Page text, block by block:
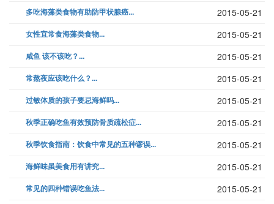
多吃海藻类食物有助防甲状腺癌... 2015-05-21
女性宜常食海藻类食物... 2015-05-21
咸鱼 该不该吃？... 2015-05-21
常熬夜应该吃什么？... 2015-05-21
过敏体质的孩子要忌海鲜吗... 2015-05-21
秋季正确吃鱼有效预防骨质疏松症... 2015-05-21
秋季饮食指南：饮食中常见的五种谬误... 2015-05-21
海鲜味虽美食用有讲究... 2015-05-21
常见的四种错误吃鱼法... 2015-05-21